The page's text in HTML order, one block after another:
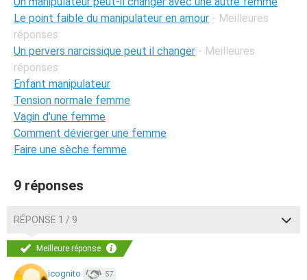
Le point faible du manipulateur en amour - Meilleures
réponses
Un pervers narcissique peut il changer - Meilleures
réponses
Enfant manipulateur
Tension normale femme
Vagin d'une femme
Comment dévierger une femme
Faire une sèche femme
9 réponses
RÉPONSE 1 / 9
Meilleure réponse
icognito 57